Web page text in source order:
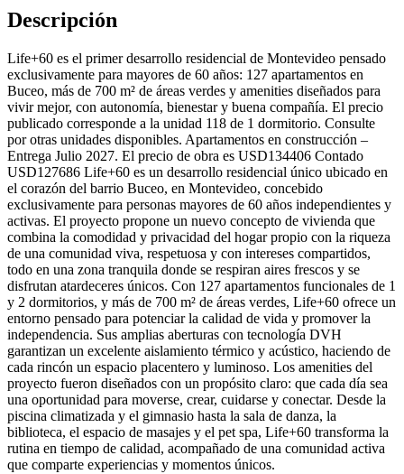
Descripción
Life+60 es el primer desarrollo residencial de Montevideo pensado
exclusivamente para mayores de 60 años: 127 apartamentos en
Buceo, más de 700 m² de áreas verdes y amenities diseñados para
vivir mejor, con autonomía, bienestar y buena compañía. El precio
publicado corresponde a la unidad 118 de 1 dormitorio. Consulte
por otras unidades disponibles. Apartamentos en construcción –
Entrega Julio 2027. El precio de obra es USD134406 Contado
USD127686 Life+60 es un desarrollo residencial único ubicado en
el corazón del barrio Buceo, en Montevideo, concebido
exclusivamente para personas mayores de 60 años independientes y
activas. El proyecto propone un nuevo concepto de vivienda que
combina la comodidad y privacidad del hogar propio con la riqueza
de una comunidad viva, respetuosa y con intereses compartidos,
todo en una zona tranquila donde se respiran aires frescos y se
disfrutan atardeceres únicos. Con 127 apartamentos funcionales de 1
y 2 dormitorios, y más de 700 m² de áreas verdes, Life+60 ofrece un
entorno pensado para potenciar la calidad de vida y promover la
independencia. Sus amplias aberturas con tecnología DVH
garantizan un excelente aislamiento térmico y acústico, haciendo de
cada rincón un espacio placentero y luminoso. Los amenities del
proyecto fueron diseñados con un propósito claro: que cada día sea
una oportunidad para moverse, crear, cuidarse y conectar. Desde la
piscina climatizada y el gimnasio hasta la sala de danza, la
biblioteca, el espacio de masajes y el pet spa, Life+60 transforma la
rutina en tiempo de calidad, acompañado de una comunidad activa
que comparte experiencias y momentos únicos.